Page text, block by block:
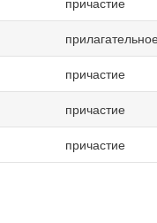
прилагательное
причастие
причастие
причастие